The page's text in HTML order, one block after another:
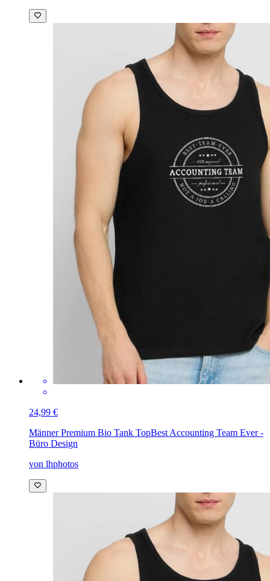
24,99 €
Männer Premium Bio Tank TopBest Accounting Team Ever -
Büro Design
von lhphotos